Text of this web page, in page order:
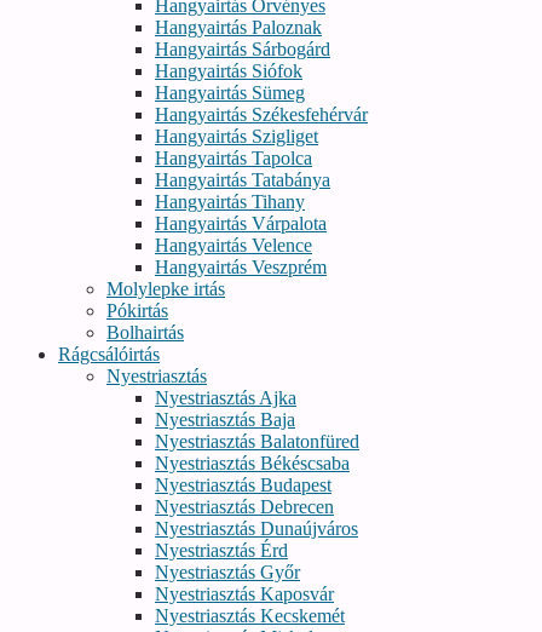
Hangyairtás Örvényes
Hangyairtás Paloznak
Hangyairtás Sárbogárd
Hangyairtás Siófok
Hangyairtás Sümeg
Hangyairtás Székesfehérvár
Hangyairtás Szigliget
Hangyairtás Tapolca
Hangyairtás Tatabánya
Hangyairtás Tihany
Hangyairtás Várpalota
Hangyairtás Velence
Hangyairtás Veszprém
Molylepke irtás
Pókirtás
Bolhairtás
Rágcsálóirtás
Nyestriasztás
Nyestriasztás Ajka
Nyestriasztás Baja
Nyestriasztás Balatonfüred
Nyestriasztás Békéscsaba
Nyestriasztás Budapest
Nyestriasztás Debrecen
Nyestriasztás Dunaújváros
Nyestriasztás Érd
Nyestriasztás Győr
Nyestriasztás Kaposvár
Nyestriasztás Kecskemét